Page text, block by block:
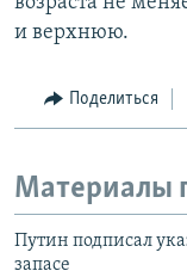
и верхнюю.
Поделиться
Материалы
Путин подписал
запасе